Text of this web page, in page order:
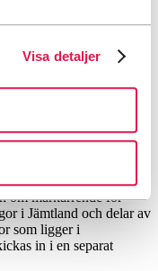
Visa detaljer
och ett hållbart
ta ett steg tillbaka från
ett hållbart
vill vi säkra det
som är hållbart på
skickar STF nu in en
om markarrende för
i Jämtland och delar av
som ligger i
in i en separat